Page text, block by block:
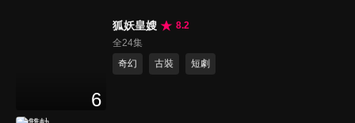
6
狐妖皇嫂
8.2
全24集
奇幻
古裝 短劇